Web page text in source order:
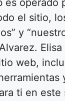
es operado
el sitio,
y
web,
ti en este